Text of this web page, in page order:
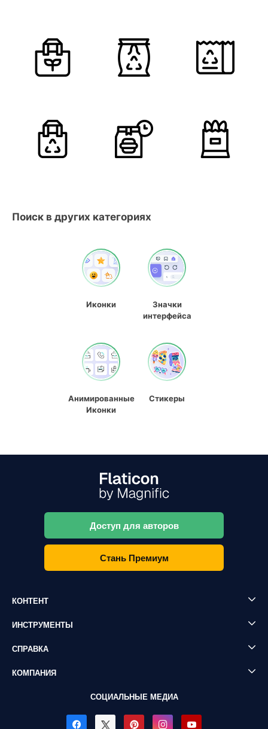
Поиск в других категориях
Иконки
Значки
интерфейса
Анимированные
Иконки
Стикеры
Доступ для авторов
Стань Премиум
КОНТЕНТ
ИНСТРУМЕНТЫ
СПРАВКА
КОМПАНИЯ
СОЦИАЛЬНЫЕ МЕДИА